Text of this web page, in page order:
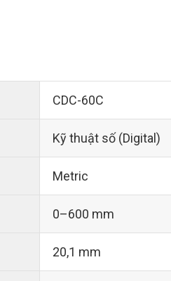
CDC-60C
Kỹ thuật số (Digital)
Metric
0–600 mm
20,1 mm